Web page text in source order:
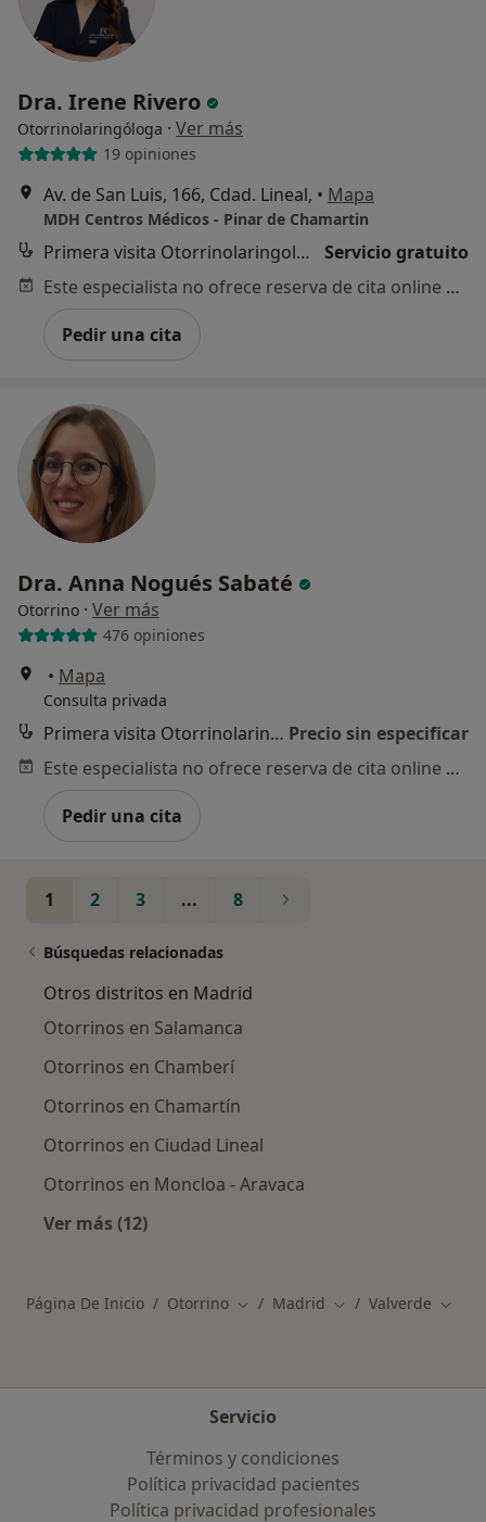
Dra. Irene Rivero
Otorrinolaringóloga · Ver más
19 opiniones
Av. de San Luis, 166, Cdad. Lineal, • Mapa
MDH Centros Médicos - Pinar de Chamartin
Primera visita Otorrinolaringología
Servicio gratuito
Este especialista no ofrece reserva de cita online en esta dirección.
Pedir una cita
Dra. Anna Nogués Sabaté
Otorrino · Ver más
476 opiniones
• Mapa
Consulta privada
Primera visita Otorrinolaringología Precio sin especificar
Este especialista no ofrece reserva de cita online en esta dirección.
Pedir una cita
1 2 3 ... 8
Búsquedas relacionadas
Otros distritos en Madrid
Otorrinos en Salamanca
Otorrinos en Chamberí
Otorrinos en Chamartín
Otorrinos en Ciudad Lineal
Otorrinos en Moncloa - Aravaca
Ver más (12)
Página De Inicio Otorrino Cambiar de ciudad
Madrid Cambiar de ciudad
Valverde
Servicio
Términos y condiciones
Política privacidad pacientes
Política privacidad profesionales